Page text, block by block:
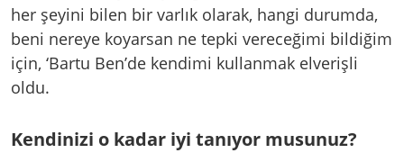
her şeyini bilen bir varlık olarak, hangi durumda,
beni nereye koyarsan ne tepki vereceğimi bildiğim
için, ‘Bartu Ben’de kendimi kullanmak elverişli
oldu.
Kendinizi o kadar iyi tanıyor musunuz?